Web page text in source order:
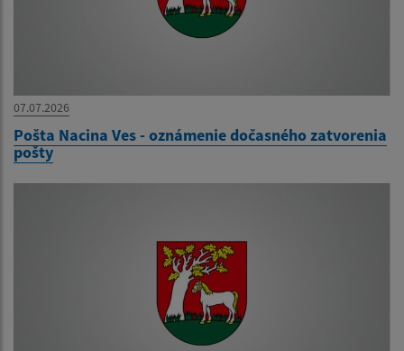
07.07.2026
Pošta Nacina Ves - oznámenie dočasného zatvorenia
pošty